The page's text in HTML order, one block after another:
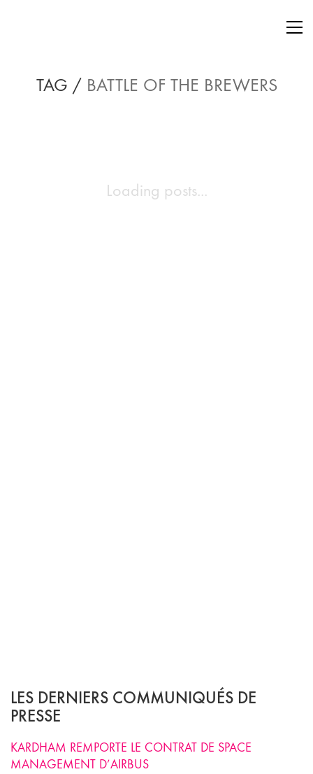
TAG / BATTLE OF THE BREWERS
Loading posts...
LES DERNIERS COMMUNIQUÉS DE
PRESSE
KARDHAM REMPORTE LE CONTRAT DE SPACE
MANAGEMENT D’AIRBUS